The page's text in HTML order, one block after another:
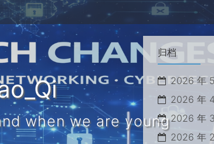
when we are young
归档
2026 年
2026 年
2026 年
2026 年